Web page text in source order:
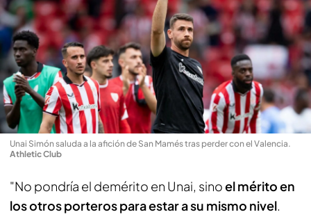
Unai Simón saluda a la afición de San Mamés tras perder con el Valencia.
Athletic Club
"No pondría el demérito en Unai, sinoel mérito en
los otros porteros para estar a su mismo nivel.